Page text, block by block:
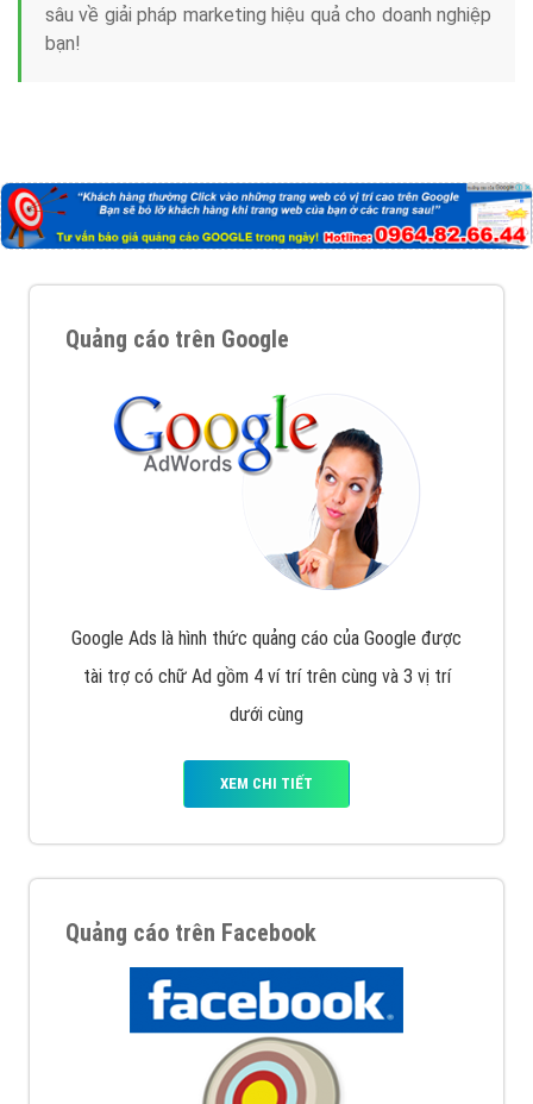
sâu về giải pháp marketing hiệu quả cho doanh nghiệp
bạn!
Quảng cáo trên Google
Google Ads là hình thức quảng cáo của Google được
tài trợ có chữ Ad gồm 4 ví trí trên cùng và 3 vị trí
dưới cùng
XEM CHI TIẾT
Quảng cáo trên Facebook